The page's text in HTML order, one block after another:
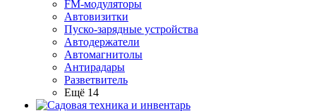
FM-модуляторы
Автовизитки
Пуско-зарядные устройства
Автодержатели
Автомагнитолы
Антирадары
Разветвитель
Ещё 14